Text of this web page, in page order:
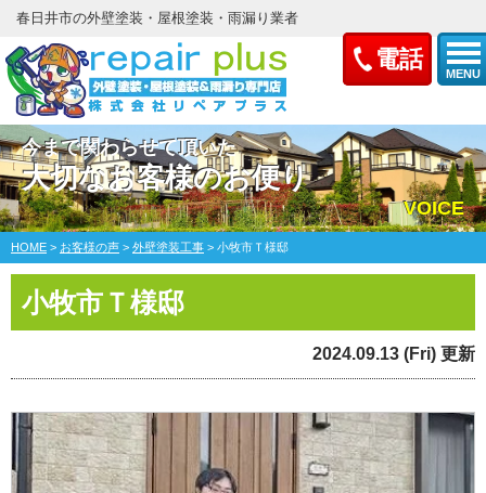
電話
MENU
春日井市の外壁塗装・屋根塗装・雨漏り業者
今まで関わらせて頂いた
大切なお客様のお便り
VOICE
HOME > お客様の声 > 外壁塗装工事 > 小牧市Ｔ様邸
小牧市Ｔ様邸
2024.09.13 (Fri) 更新